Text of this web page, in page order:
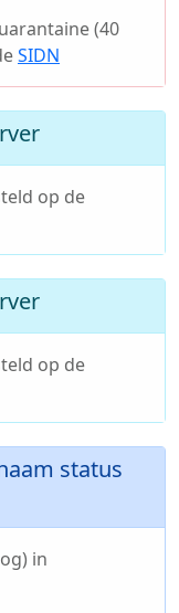
(40
SIDN
op de
op de
status
in